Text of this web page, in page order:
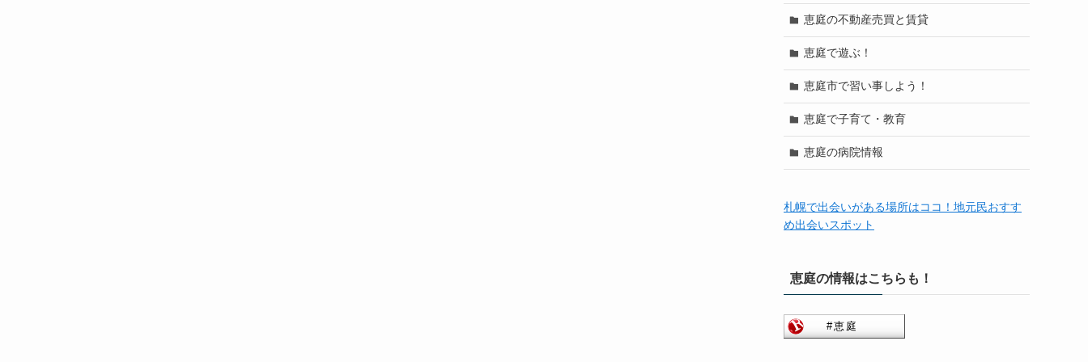
恵庭の不動産売買と賃貸
恵庭で遊ぶ！
恵庭市で習い事しよう！
恵庭で子育て・教育
恵庭の病院情報
札幌で出会いがある場所はココ！地元民おすす
め出会いスポット
恵庭の情報はこちらも！